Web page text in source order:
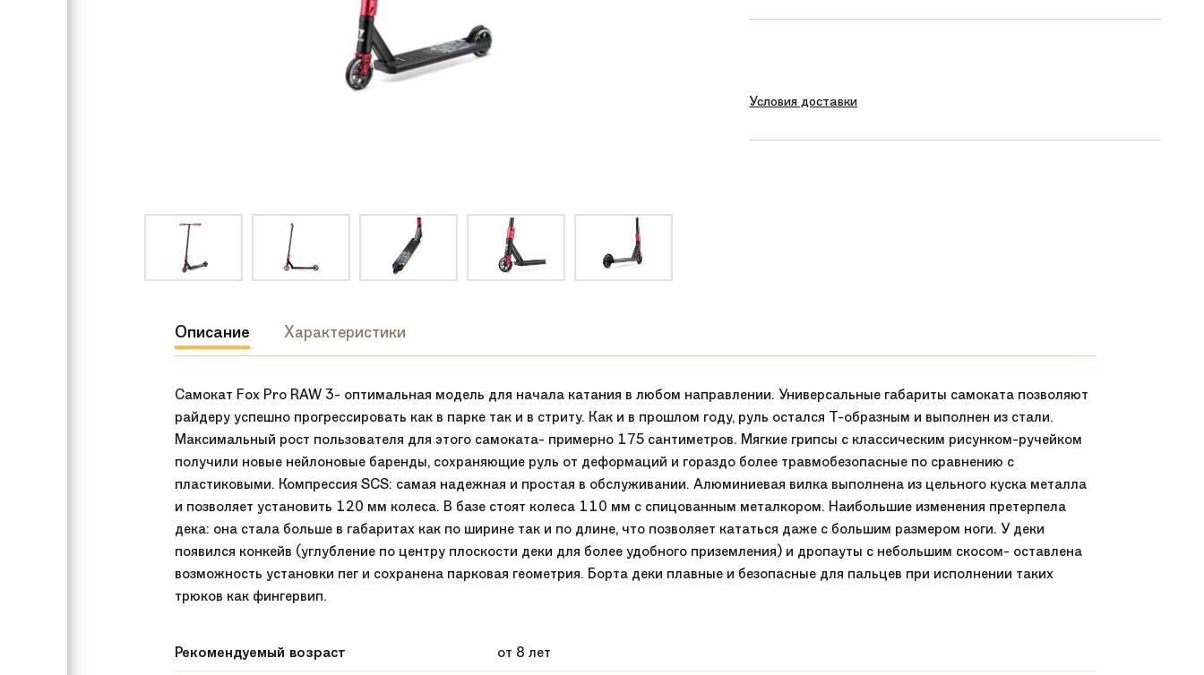
Условия доставки
Описание Характеристики
Самокат Fox Pro RAW 3- оптимальная модель для начала катания в любом направлении. Универсальные габариты самоката позволяют
райдеру успешно прогрессировать как в парке так и в стриту. Как и в прошлом году, руль остался Т-образным и выполнен из стали.
Максимальный рост пользователя для этого самоката- примерно 175 сантиметров. Мягкие грипсы с классическим рисунком-ручейком
получили новые нейлоновые баренды, сохраняющие руль от деформаций и гораздо более травмобезопасные по сравнению с
пластиковыми. Компрессия SCS: самая надежная и простая в обслуживании. Алюминиевая вилка выполнена из цельного куска металла
и позволяет установить 120 мм колеса. В базе стоят колеса 110 мм с спицованным металкором. Наибольшие изменения претерпела
дека: она стала больше в габаритах как по ширине так и по длине, что позволяет кататься даже с большим размером ноги. У деки
появился конкейв (углубление по центру плоскости деки для более удобного приземления) и дропауты с небольшим скосом- оставлена
возможность установки пег и сохранена парковая геометрия. Борта деки плавные и безопасные для пальцев при исполнении таких
трюков как фингервип.
Рекомендуемый возраст
от 8 лет